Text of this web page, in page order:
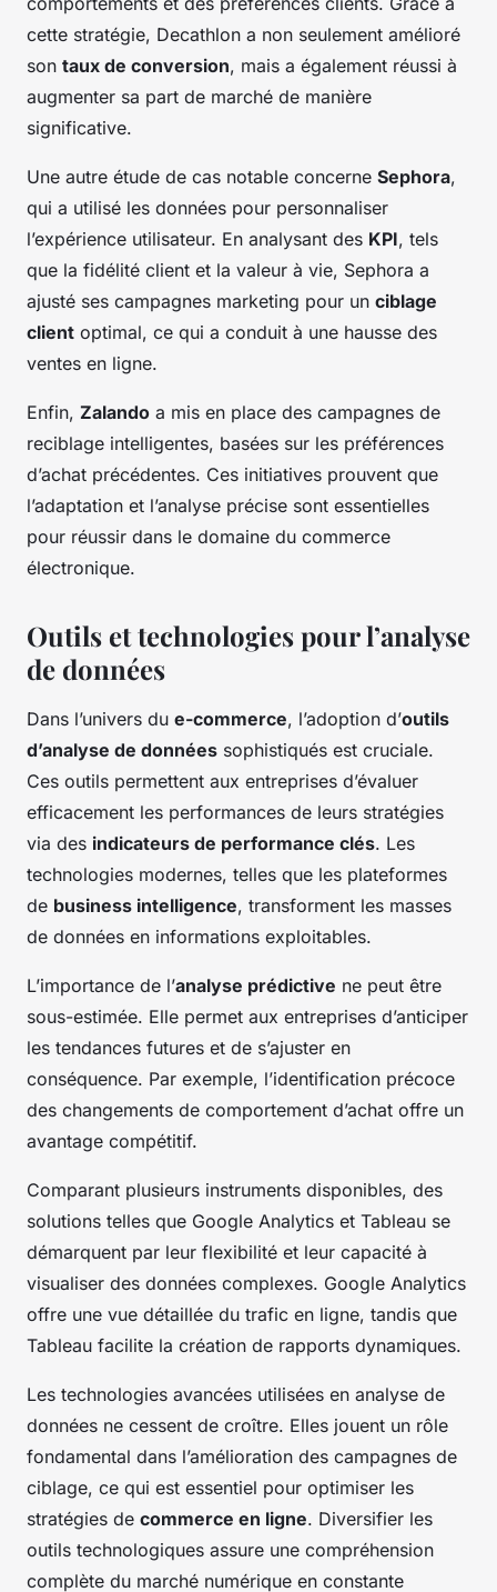
cette stratégie, Decathlon a non seulement amélioré
son taux de conversion, mais a également réussi à
augmenter sa part de marché de manière
significative.
Une autre étude de cas notable concerne Sephora,
qui a utilisé les données pour personnaliser
l’expérience utilisateur. En analysant des KPI, tels
que la fidélité client et la valeur à vie, Sephora a
ajusté ses campagnes marketing pour un ciblage
client optimal, ce qui a conduit à une hausse des
ventes en ligne.
Enfin, Zalando a mis en place des campagnes de
reciblage intelligentes, basées sur les préférences
d’achat précédentes. Ces initiatives prouvent que
l’adaptation et l’analyse précise sont essentielles
pour réussir dans le domaine du commerce
électronique.
Outils et technologies pour l’analyse
de données
Dans l’univers du e-commerce, l’adoption d’outils
d’analyse de données sophistiqués est cruciale.
Ces outils permettent aux entreprises d’évaluer
efficacement les performances de leurs stratégies
via des indicateurs de performance clés. Les
technologies modernes, telles que les plateformes
de business intelligence, transforment les masses
de données en informations exploitables.
L’importance de l’analyse prédictive ne peut être
sous-estimée. Elle permet aux entreprises d’anticiper
les tendances futures et de s’ajuster en
conséquence. Par exemple, l’identification précoce
des changements de comportement d’achat offre un
avantage compétitif.
Comparant plusieurs instruments disponibles, des
solutions telles que Google Analytics et Tableau se
démarquent par leur flexibilité et leur capacité à
visualiser des données complexes. Google Analytics
offre une vue détaillée du trafic en ligne, tandis que
Tableau facilite la création de rapports dynamiques.
Les technologies avancées utilisées en analyse de
données ne cessent de croître. Elles jouent un rôle
fondamental dans l’amélioration des campagnes de
ciblage, ce qui est essentiel pour optimiser les
stratégies de commerce en ligne. Diversifier les
outils technologiques assure une compréhension
complète du marché numérique en constante